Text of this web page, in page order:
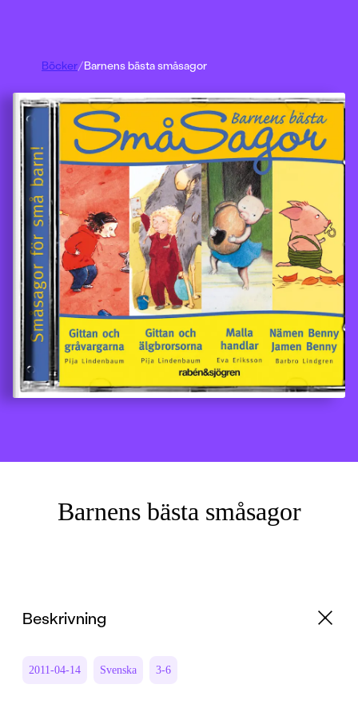
Barnens bästa småsagor
Böcker/Barnens bästa småsagor
Beskrivning
2011-04-14 Svenska 3-6